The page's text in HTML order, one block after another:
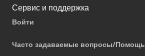
Сервис и поддержка
Войти
Часто задаваемые вопросы/Помощь